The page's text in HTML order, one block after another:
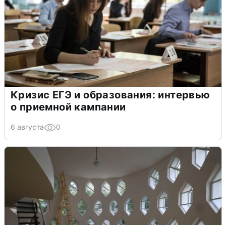
Кризис ЕГЭ и образования: интервью
о приемной кампании
6 августа 0